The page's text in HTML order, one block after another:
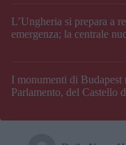
L’Ungheria si prepara a
emergenza; la centrale
I monumenti di Budapest
Parlamento, del Castello